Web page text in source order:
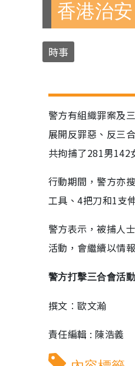
香港治
時事
警方有組織罪案及
展開反罪惡、反三
共拘捕了281男142
行動期間，警方亦
工具、4把刀和1支
警方表示，被捕人
活動，會繼續以情
警方打擊三合會活
撰文︰歐文瀚
責任編輯 : 陳浩義